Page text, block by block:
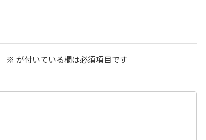
※ が付いている欄は必須項目です